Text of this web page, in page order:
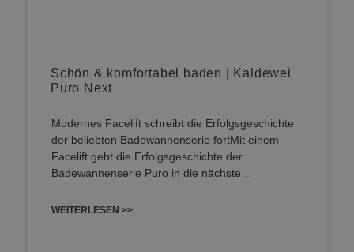
Schön & komfortabel baden | Kaldewei
Puro Next
Modernes Facelift schreibt die Erfolgsgeschichte
der beliebten Badewannenserie fortMit einem
Facelift geht die Erfolgsgeschichte der
Badewannenserie Puro in die nächste…
WEITERLESEN >>